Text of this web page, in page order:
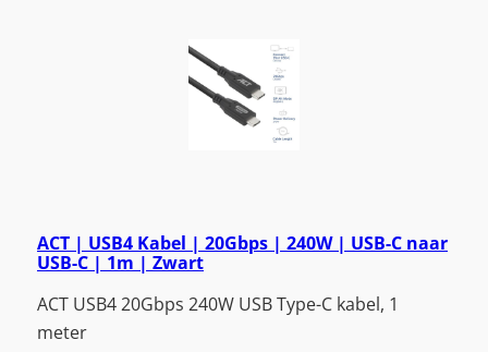
ACT | USB4 Kabel | 20Gbps | 240W | USB-C naar
USB-C | 1m | Zwart
ACT USB4 20Gbps 240W USB Type-C kabel, 1
meter